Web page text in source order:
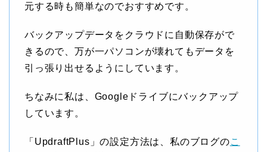
元する時も簡単なのでおすすめです。
バックアップデータをクラウドに自動保存がで
きるので、万が一パソコンが壊れてもデータを
引っ張り出せるようにしています。
ちなみに私は、Googleドライブにバックアップ
しています。
「UpdraftPlus」の設定方法は、私のブログのこ